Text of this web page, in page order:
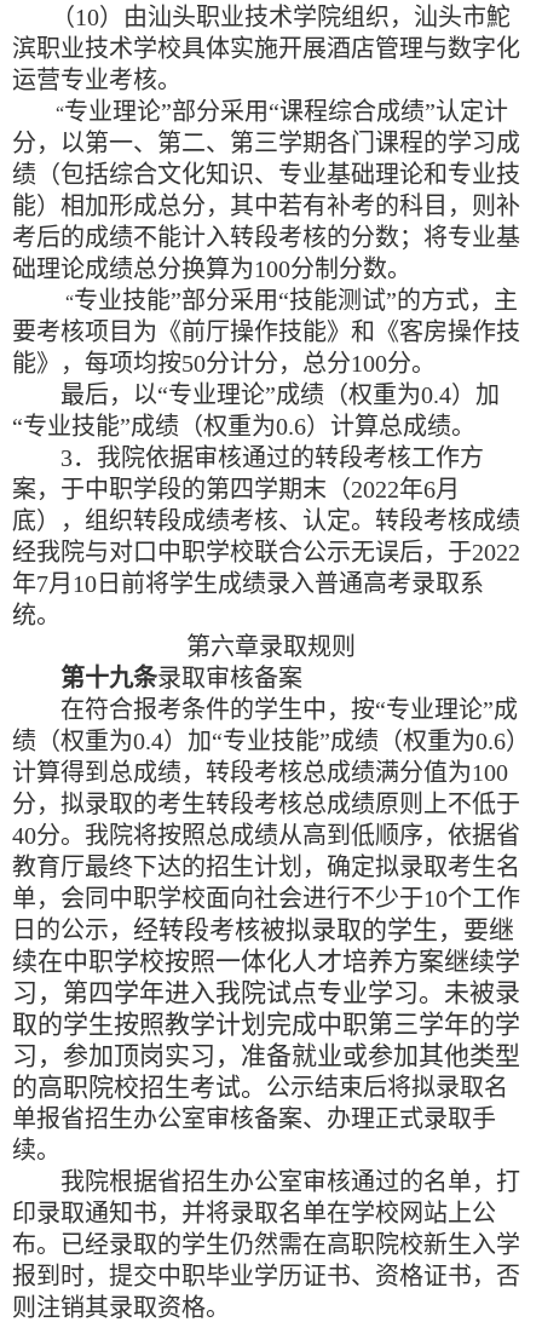
（10）由汕头职业技术学院组织，汕头市鮀
滨职业技术学校具体实施开展酒店管理与数字化
运营专业考核。
“专业理论”部分采用“课程综合成绩”认定计
分，以第一、第二、第三学期各门课程的学习成
绩（包括综合文化知识、专业基础理论和专业技
能）相加形成总分，其中若有补考的科目，则补
考后的成绩不能计入转段考核的分数；将专业基
础理论成绩总分换算为100分制分数。
“专业技能”部分采用“技能测试”的方式，主
要考核项目为《前厅操作技能》和《客房操作技
能》，每项均按50分计分，总分100分。
最后，以“专业理论”成绩（权重为0.4）加
“专业技能”成绩（权重为0.6）计算总成绩。
3．我院依据审核通过的转段考核工作方
案，于中职学段的第四学期末（2022年6月
底），组织转段成绩考核、认定。转段考核成绩
经我院与对口中职学校联合公示无误后，于2022
年7月 10 日前将学生成绩录入普通高考录取系
统。
第六章录取规则
第十九条录取审核备案
在符合报考条件的学生中，按“专业理论”成
绩（权重为0.4）加“专业技能”成绩（权重为0.6）
计算得到总成绩，转段考核总成绩满分值为100
分，拟录取的考生转段考核总成绩原则上不低于
40分。我院将按照总成绩从高到低顺序，依据省
教育厅最终下达的招生计划，确定拟录取考生名
单，会同中职学校面向社会进行不少于10个工作
日的公示， 经转段考核被拟录取的学生，要继
续在中职学校按照一体化人才培养方案继续学
习，第四学年进入我院试点专业学习。未被录
取的学生按照教学计划完成中职第三学年的学
习，参加顶岗实习，准备就业或参加其他类型
的高职院校招生考试。 公示结束后将拟录取名
单报省招生办公室审核备案、办理正式录取手
续。
我院根据省招生办公室审核通过的名单，打
印录取通知书，并将录取名单在学校网站上公
布。已经录取的学生仍然需在高职院校新生入学
报到时，提交中职毕业学历证书、资格证书，否
则注销其录取资格。